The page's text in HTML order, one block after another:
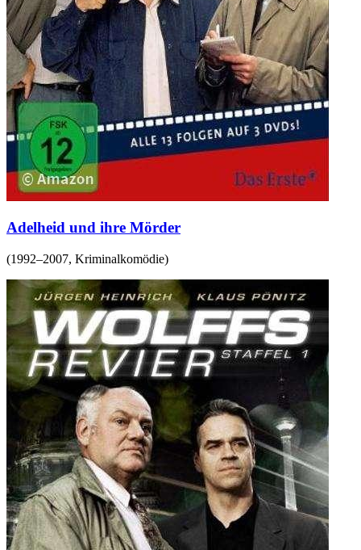
Adelheid und ihre Mörder
(1992–2007, Kriminalkomödie)